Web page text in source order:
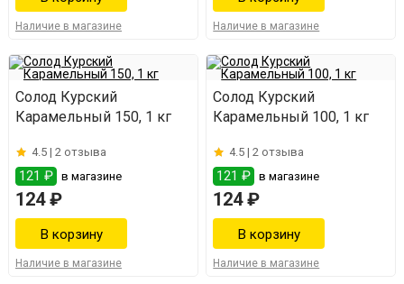
Наличие в магазине Наличие в магазине
Солод Курский
Карамельный 150, 1 кг
4.5 | 2 отзыва
121 ₽ в магазине
124 ₽
Наличие в магазине
Солод Курский
Карамельный 100, 1 кг
4.5 |2 отзыва
121 ₽ в магазине
124 ₽
Наличие в магазине